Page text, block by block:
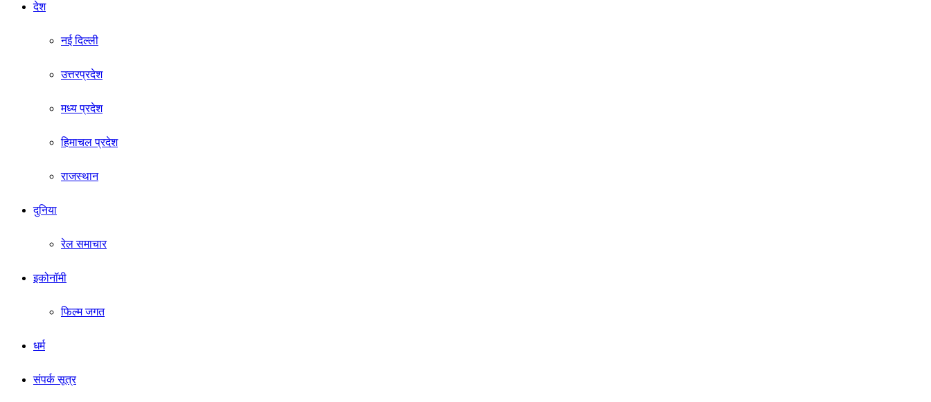
देश
नई दिल्ली
उत्तरप्रदेश
मध्य प्रदेश
हिमाचल प्रदेश
राजस्थान
दुनिया
रेल समाचार
इकोनॉमी
फिल्म जगत
धर्म
संपर्क सूत्र